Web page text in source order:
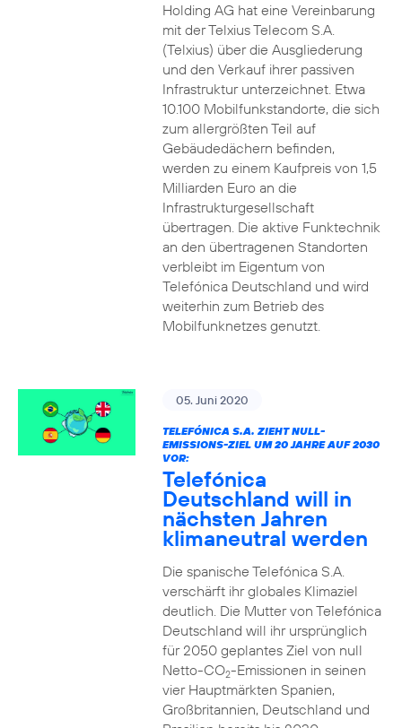
Holding AG hat eine Vereinbarung
mit der Telxius Telecom S.A.
(Telxius) über die Ausgliederung
und den Verkauf ihrer passiven
Infrastruktur unterzeichnet. Etwa
10.100 Mobilfunkstandorte, die sich
zum allergrößten Teil auf
Gebäudedächern befinden,
werden zu einem Kaufpreis von 1,5
Milliarden Euro an die
Infrastrukturgesellschaft
übertragen. Die aktive Funktechnik
an den übertragenen Standorten
verbleibt im Eigentum von
Telefónica Deutschland und wird
weiterhin zum Betrieb des
Mobilfunknetzes genutzt.
05. Juni 2020
TELEFÓNICA S.A. ZIEHT NULL-
EMISSIONS-ZIEL UM 20 JAHRE AUF 2030
VOR:
Telefónica
Deutschland will in
nächsten Jahren
klimaneutral werden
Die spanische Telefónica S.A.
verschärft ihr globales Klimaziel
deutlich. Die Mutter von Telefónica
Deutschland will ihr ursprünglich
für 2050 geplantes Ziel von null
Netto-CO2-Emissionen in seinen
vier Hauptmärkten Spanien,
Großbritannien, Deutschland und